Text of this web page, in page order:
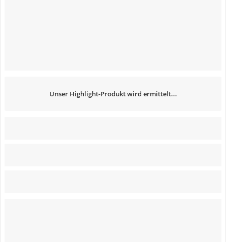
Unser Highlight-Produkt wird ermittelt...